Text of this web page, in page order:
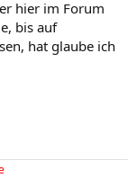
hier im Forum
bis auf
hat glaube ich